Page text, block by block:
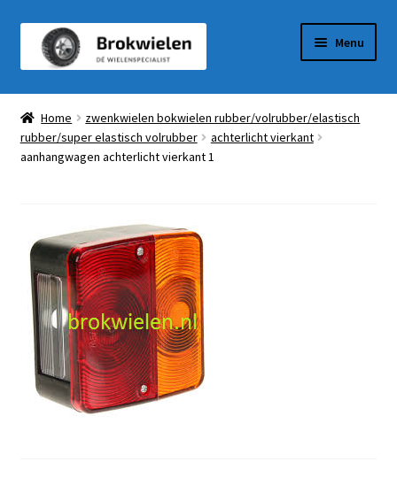
door
navigatie
naar
inhoud
Menu
Winkel
Winkelmandje
Mijn Account
Home
zwenkwielen bokwielen rubber/volrubber/elastisch
rubber/super elastisch volrubber
achterlicht vierkant
aanhangwagen achterlicht vierkant 1